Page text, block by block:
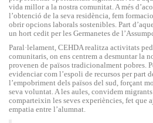
vida millor a la nostra comunitat. A més
l’obtenció de la seva residència, fem
obrir opcions laborals sostenibles. Part
un hort cedit per les Germanetes de
Paral·lelament, CEHDA realitza activitats
comunitaris, on ens centrem a desmuntar la
provenen de països tradicionalment pobres.
evidenciar com l’espoli de recursos per part
l’empobriment dels països del sud, forçant
seva voluntat. A les aules, convidem
comparteixin les seves experiències, fet que
empatia entre l’alumnat.